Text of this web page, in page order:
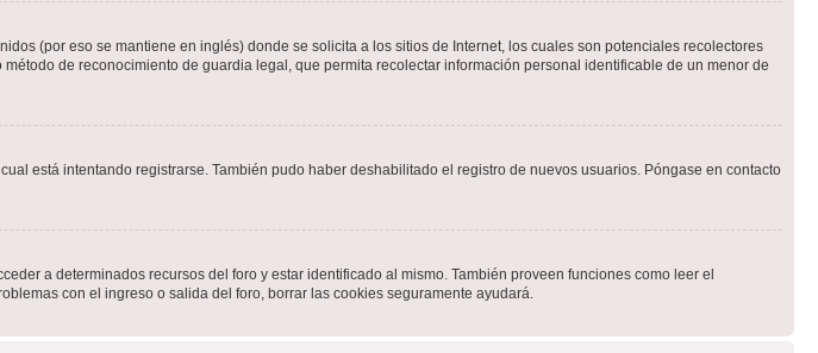
(por eso se mantiene en inglés) donde se solicita a los sitios de Internet, los cuales son potenciales recolectores
de reconocimiento de guardia legal, que permita recolectar información personal identificable de un menor de
está intentando registrarse. También pudo haber deshabilitado el registro de nuevos usuarios. Póngase en contacto
a determinados recursos del foro y estar identificado al mismo. También proveen funciones como leer el
con el ingreso o salida del foro, borrar las cookies seguramente ayudará.